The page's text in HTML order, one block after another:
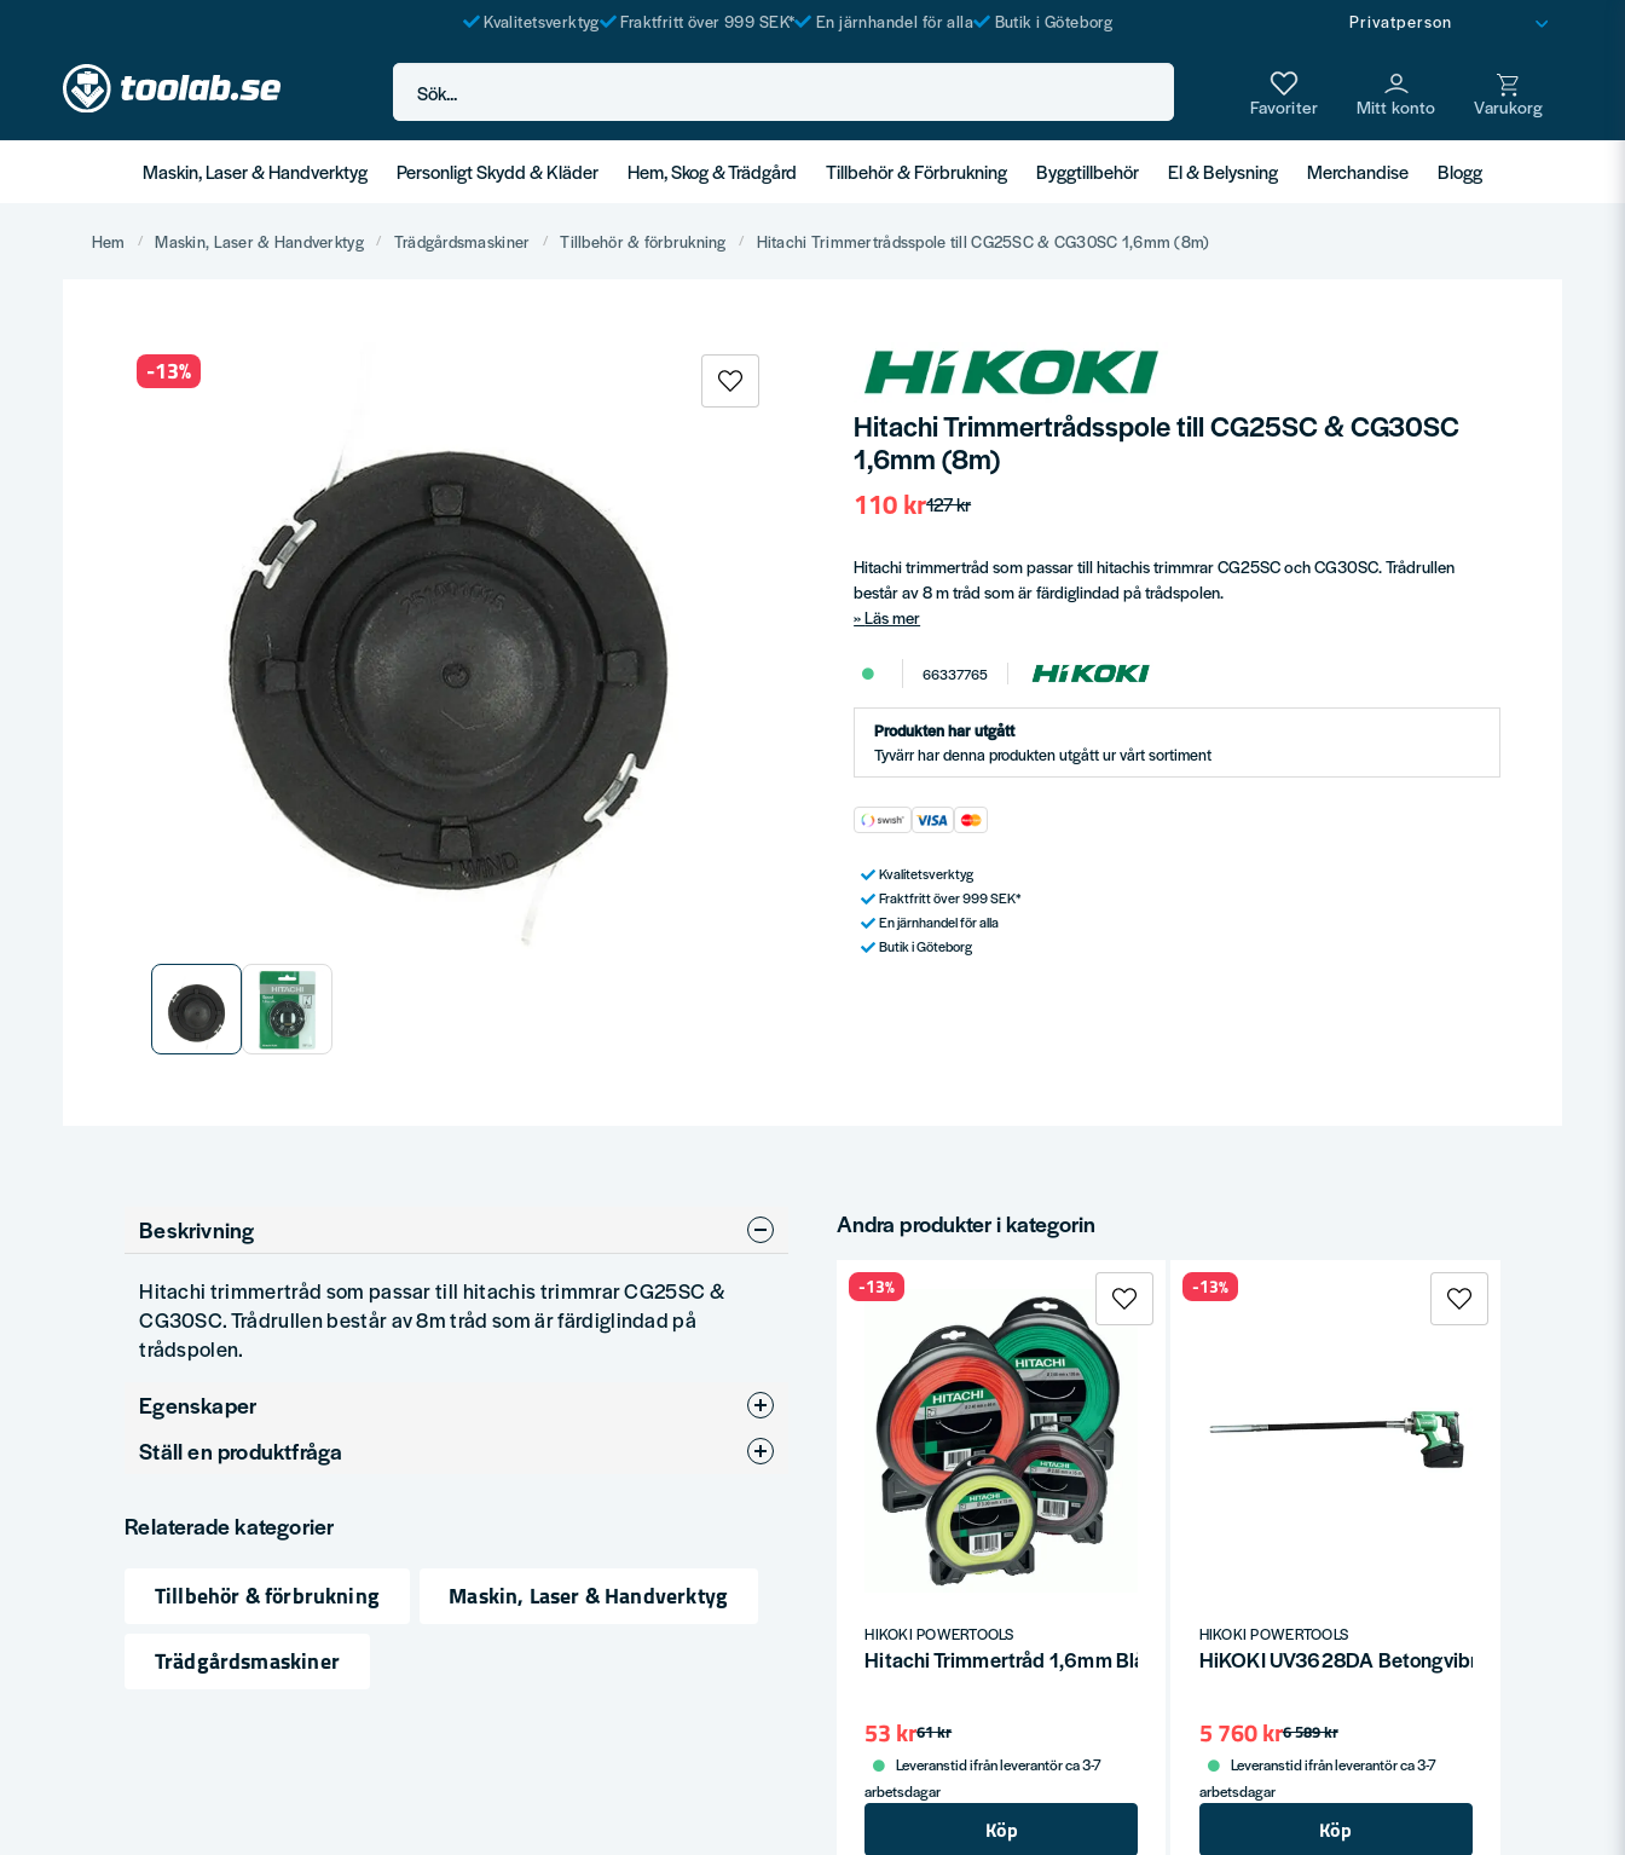
Kvalitetsverktyg Fraktfritt över 999 SEK* En järnhandel för alla Butik i Göteborg
Sök...
Maskin, Laser & Handverktyg Personligt Skydd & Kläder Hem, Skog & Trädgård Tillbehör & Förbrukning Byggtillbehör El & Belysning Merchandise Blogg
Hem Maskin, Laser & Handverktyg Trädgårdsmaskiner Tillbehör & förbrukning Hitachi Trimmertrådsspole till CG25SC & CG30SC 1,6mm (8m)
-13%
Hitachi Trimmertrådsspole till CG25SC & CG30SC
1,6mm (8m)
127 kr
110 kr
Hitachi trimmertråd som passar till hitachis trimmrar CG25SC och CG30SC. Trådrullen
består av 8 m tråd som är färdiglindad på trådspolen.
Läs mer
66337765
Produkten har utgått
Tyvärr har denna produkten utgått ur vårt sortiment
Kvalitetsverktyg
Fraktfritt över 999 SEK*
En järnhandel för alla
Butik i Göteborg
Beskrivning
Hitachi trimmertråd som passar till hitachis trimmrar CG25SC &
CG30SC. Trådrullen består av 8m tråd som är färdiglindad på
trådspolen.
Egenskaper
Produkttyp
Ställ en produktfråga
Fråga oss något om denna produkten...
Relaterade kategorier
Tillbehör & förbrukning
Maskin, Laser & Handverktyg
Trädgårdsmaskiner
Andra produkter i kategorin
HIKOKI POWERTOOLS
Hitachi Trimmertråd 1,6mm Blå (15m)
61 kr
53 kr
Leveranstid ifrån leverantör ca 3-7
arbetsdagar
Köp
-13%
HIKOKI POWERTOOLS
HiKOKI UV3628DA Betongvibrator 4,0ah 36V
6 589 kr
5 760 kr
Leveranstid ifrån leverantör ca 3-7
arbetsdagar
Köp
-13%